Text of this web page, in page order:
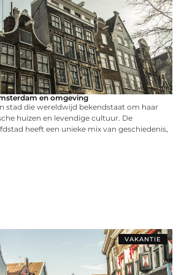
en omgeving
stad die wereldwijd bekendstaat om haar
huizen en levendige cultuur. De
heeft een unieke mix van geschiedenis,
VAKANTIE